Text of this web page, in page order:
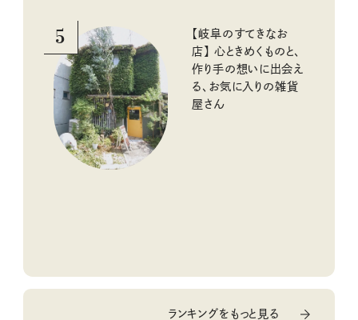
5
【岐阜のすてきなお
店】 心ときめくものと、
作り手の想いに出会え
る、お気に入りの雑貨
屋さん
ランキングをもっと見る